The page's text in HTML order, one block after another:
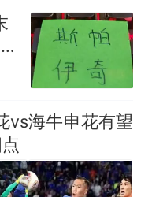
vs海牛申花有望